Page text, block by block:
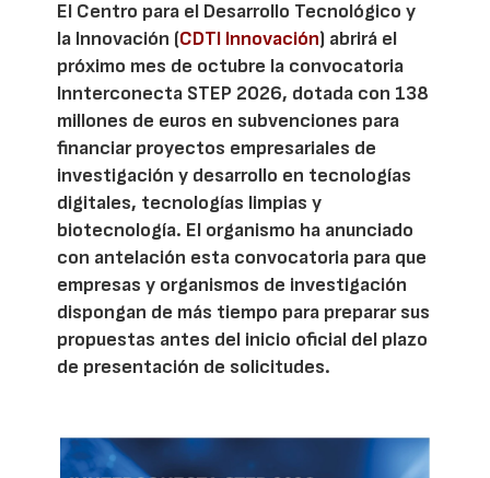
El Centro para el Desarrollo Tecnológico y
la Innovación (CDTI Innovación) abrirá el
próximo mes de octubre la convocatoria
Innterconecta STEP 2026, dotada con 138
millones de euros en subvenciones para
financiar proyectos empresariales de
investigación y desarrollo en tecnologías
digitales, tecnologías limpias y
biotecnología. El organismo ha anunciado
con antelación esta convocatoria para que
empresas y organismos de investigación
dispongan de más tiempo para preparar sus
propuestas antes del inicio oficial del plazo
de presentación de solicitudes.